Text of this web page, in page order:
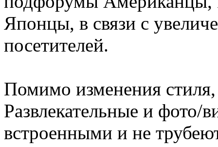
Японцы, в связи с
посетителей.
Помимо изменения
Развлекательные и фото/
встроенными и не